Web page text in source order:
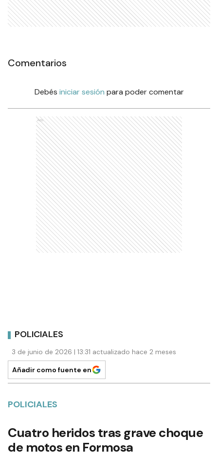
Comentarios
Debés iniciar sesión para poder comentar
Ads
POLICIALES
3 de junio de 2026 | 13:31 actualizado hace 2 meses
Añadir como fuente en
POLICIALES
Cuatro heridos tras grave choque
de motos en Formosa